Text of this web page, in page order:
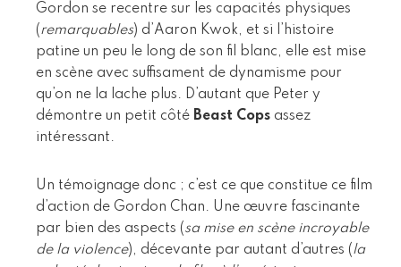
Gordon se recentre sur les capacités physiques
(remarquables) d’Aaron Kwok, et si l’histoire
patine un peu le long de son fil blanc, elle est mise
en scène avec suffisament de dynamisme pour
qu’on ne la lache plus. D’autant que Peter y
démontre un petit côté Beast Cops assez
intéressant.
Un témoignage donc ; c’est ce que constitue ce film
d’action de Gordon Chan. Une œuvre fascinante
par bien des aspects (sa mise en scène incroyable
de la violence), décevante par autant d’autres (la